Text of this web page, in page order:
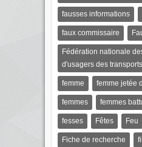
fausses informations
faux commissaire
Fédération nationale
d'usagers des transports
femme femme jetée
femmes femmes
fesses Fêtes Feu
Fiche de recherche